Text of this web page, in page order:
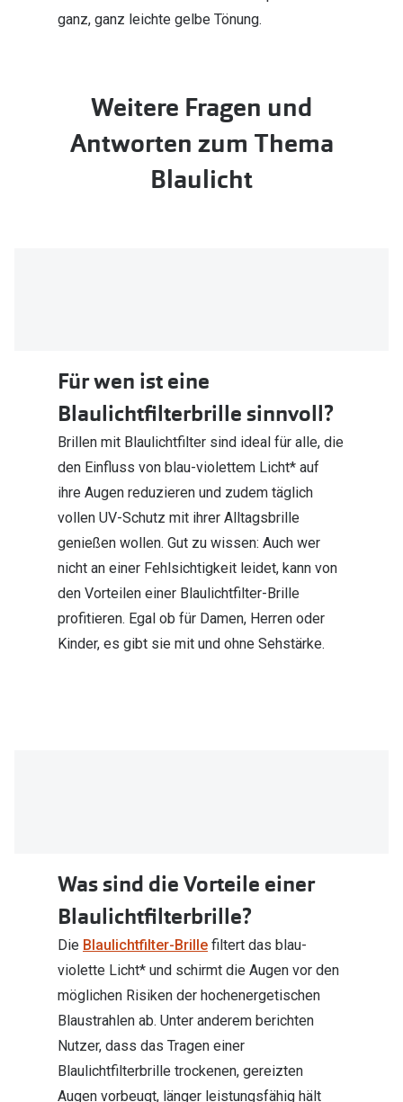
ganz, ganz leichte gelbe Tönung.
Weitere Fragen und
Antworten zum Thema
Blaulicht
Für wen ist eine
Blaulichtfilterbrille sinnvoll?
Brillen mit Blaulichtfilter sind ideal für alle, die
den Einfluss von blau-violettem Licht* auf
ihre Augen reduzieren und zudem täglich
vollen UV-Schutz mit ihrer Alltagsbrille
genießen wollen. Gut zu wissen: Auch wer
nicht an einer Fehlsichtigkeit leidet, kann von
den Vorteilen einer Blaulichtfilter-Brille
profitieren. Egal ob für Damen, Herren oder
Kinder, es gibt sie mit und ohne Sehstärke.
Was sind die Vorteile einer
Blaulichtfilterbrille?
Die Blaulichtfilter-Brille filtert das blau-
violette Licht* und schirmt die Augen vor den
möglichen Risiken der hochenergetischen
Blaustrahlen ab. Unter anderem berichten
Nutzer, dass das Tragen einer
Blaulichtfilterbrille trockenen, gereizten
Augen vorbeugt, länger leistungsfähig hält